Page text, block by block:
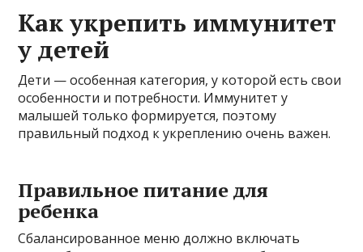
Как укрепить иммунитет
у детей
Дети — особенная категория, у которой есть свои
особенности и потребности. Иммунитет у
малышей только формируется, поэтому
правильный подход к укреплению очень важен.
Правильное питание для
ребенка
Сбалансированное меню должно включать